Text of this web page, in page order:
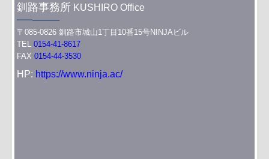
セミナー案内
過去のセミナー
釧路事務所 KUSHIRO Office
━━─────
〒085-0826 釧路市城山1丁目10番15号NINJAビル
TEL0154-41-8617
FAX0154-44-3530
HP: https://www.ninja.ac/